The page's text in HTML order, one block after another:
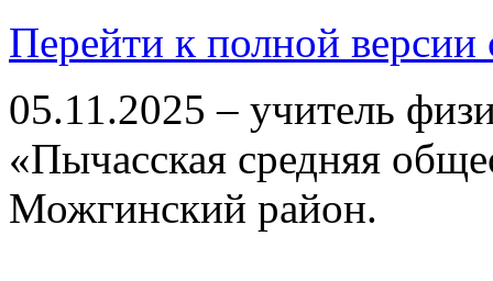
Перейти к полной версии
05.11.2025 – учитель
«Пычасская средняя
Можгинский район.